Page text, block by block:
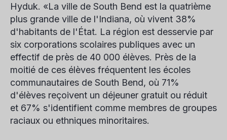
Hyduk. «La ville de South Bend est la quatrième
plus grande ville de l'Indiana, où vivent 38%
d'habitants de l'État. La région est desservie par
six corporations scolaires publiques avec un
effectif de près de 40 000 élèves. Près de la
moitié de ces élèves fréquentent les écoles
communautaires de South Bend, où 71%
d'élèves reçoivent un déjeuner gratuit ou réduit
et 67% s'identifient comme membres de groupes
raciaux ou ethniques minoritaires.